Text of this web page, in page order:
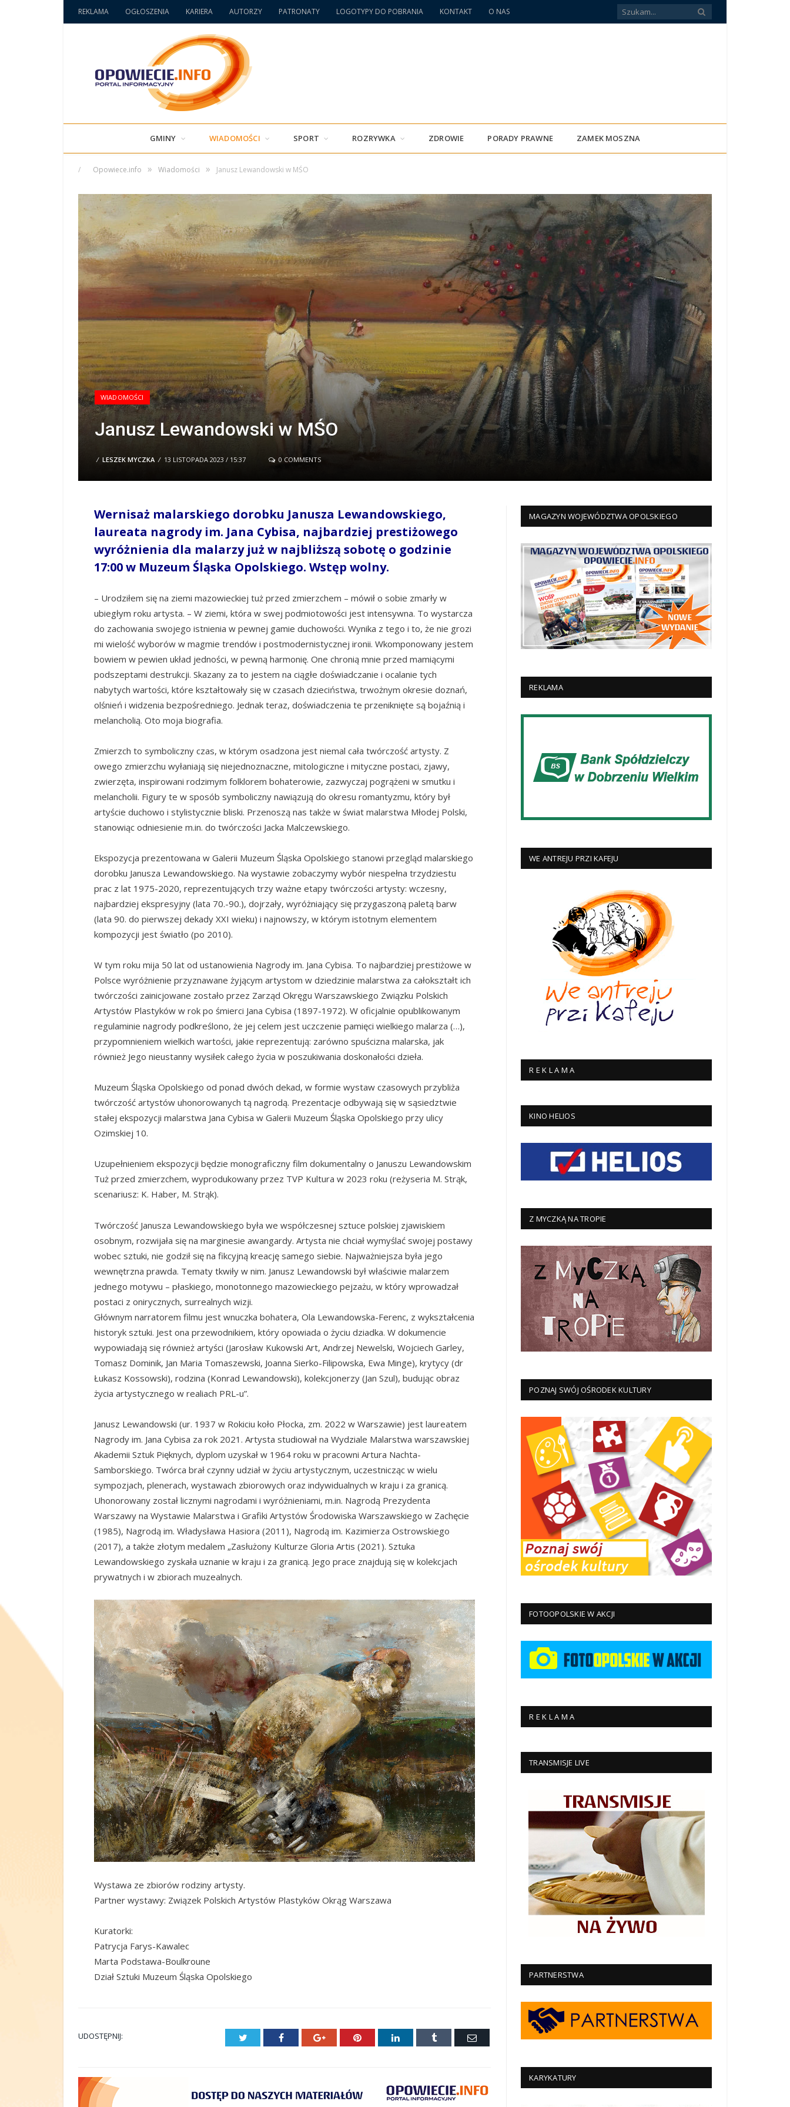
REKLAMA OGŁOSZENIA KARIERA AUTORZY PATRONATY LOGOTYPY DO POBRANIA KONTAKT O NAS
GMINY WIADOMOŚCI SPORT ROZRYWKA ZDROWIE PORADY PRAWNE ZAMEK MOSZNA
/ Opowiece.info » Wiadomości » Janusz Lewandowski w MŚO
WIADOMOŚCI
Janusz Lewandowski w MŚO
/ LESZEK MYCZKA / 13 LISTOPADA 2023 / 15:37 0 COMMENTS
Wernisaż malarskiego dorobku Janusza Lewandowskiego,
laureata nagrody im. Jana Cybisa, najbardziej prestiżowego
wyróżnienia dla malarzy już w najbliższą sobotę o godzinie
17:00 w Muzeum Śląska Opolskiego. Wstęp wolny.
– Urodziłem się na ziemi mazowieckiej tuż przed zmierzchem – mówił o sobie zmarły w
ubiegłym roku artysta. – W ziemi, która w swej podmiotowości jest intensywna. To wystarcza
do zachowania swojego istnienia w pewnej gamie duchowości. Wynika z tego i to, że nie grozi
mi wielość wyborów w magmie trendów i postmodernistycznej ironii. Wkomponowany jestem
bowiem w pewien układ jedności, w pewną harmonię. One chronią mnie przed mamiącymi
podszeptami destrukcji. Skazany za to jestem na ciągłe doświadczanie i ocalanie tych
nabytych wartości, które kształtowały się w czasach dzieciństwa, trwożnym okresie doznań,
olśnień i widzenia bezpośredniego. Jednak teraz, doświadczenia te przeniknięte są bojaźnią i
melancholią. Oto moja biografia.
Zmierzch to symboliczny czas, w którym osadzona jest niemal cała twórczość artysty. Z
owego zmierzchu wyłaniają się niejednoznaczne, mitologiczne i mityczne postaci, zjawy,
zwierzęta, inspirowani rodzimym folklorem bohaterowie, zazwyczaj pogrążeni w smutku i
melancholii. Figury te w sposób symboliczny nawiązują do okresu romantyzmu, który był
artyście duchowo i stylistycznie bliski. Przenoszą nas także w świat malarstwa Młodej Polski,
stanowiąc odniesienie m.in. do twórczości Jacka Malczewskiego.
Ekspozycja prezentowana w Galerii Muzeum Śląska Opolskiego stanowi przegląd malarskiego
dorobku Janusza Lewandowskiego. Na wystawie zobaczymy wybór niespełna trzydziestu
prac z lat 1975-2020, reprezentujących trzy ważne etapy twórczości artysty: wczesny,
najbardziej ekspresyjny (lata 70.-90.), dojrzały, wyróżniający się przygaszoną paletą barw
(lata 90. do pierwszej dekady XXI wieku) i najnowszy, w którym istotnym elementem
kompozycji jest światło (po 2010).
W tym roku mija 50 lat od ustanowienia Nagrody im. Jana Cybisa. To najbardziej prestiżowe w
Polsce wyróżnienie przyznawane żyjącym artystom w dziedzinie malarstwa za całokształt ich
twórczości zainicjowane zostało przez Zarząd Okręgu Warszawskiego Związku Polskich
Artystów Plastyków w rok po śmierci Jana Cybisa (1897-1972). W oficjalnie opublikowanym
regulaminie nagrody podkreślono, że jej celem jest uczczenie pamięci wielkiego malarza (…),
przypomnieniem wielkich wartości, jakie reprezentują: zarówno spuścizna malarska, jak
również Jego nieustanny wysiłek całego życia w poszukiwania doskonałości dzieła.
Muzeum Śląska Opolskiego od ponad dwóch dekad, w formie wystaw czasowych przybliża
twórczość artystów uhonorowanych tą nagrodą. Prezentacje odbywają się w sąsiedztwie
stałej ekspozycji malarstwa Jana Cybisa w Galerii Muzeum Śląska Opolskiego przy ulicy
Ozimskiej 10.
Uzupełnieniem ekspozycji będzie monograficzny film dokumentalny o Januszu Lewandowskim
Tuż przed zmierzchem, wyprodukowany przez TVP Kultura w 2023 roku (reżyseria M. Strąk,
scenariusz: K. Haber, M. Strąk).
Twórczość Janusza Lewandowskiego była we współczesnej sztuce polskiej zjawiskiem
osobnym, rozwijała się na marginesie awangardy. Artysta nie chciał wymyślać swojej postawy
wobec sztuki, nie godził się na fikcyjną kreację samego siebie. Najważniejsza była jego
wewnętrzna prawda. Tematy tkwiły w nim. Janusz Lewandowski był właściwie malarzem
jednego motywu – płaskiego, monotonnego mazowieckiego pejzażu, w który wprowadzał
postaci z onirycznych, surrealnych wizji.
Głównym narratorem filmu jest wnuczka bohatera, Ola Lewandowska-Ferenc, z wykształcenia
historyk sztuki. Jest ona przewodnikiem, który opowiada o życiu dziadka. W dokumencie
wypowiadają się również artyści (Jarosław Kukowski Art, Andrzej Newelski, Wojciech Garley,
Tomasz Dominik, Jan Maria Tomaszewski, Joanna Sierko-Filipowska, Ewa Minge), krytycy (dr
Łukasz Kossowski), rodzina (Konrad Lewandowski), kolekcjonerzy (Jan Szul), budując obraz
życia artystycznego w realiach PRL-u”.
Janusz Lewandowski (ur. 1937 w Rokiciu koło Płocka, zm. 2022 w Warszawie) jest laureatem
Nagrody im. Jana Cybisa za rok 2021. Artysta studiował na Wydziale Malarstwa warszawskiej
Akademii Sztuk Pięknych, dyplom uzyskał w 1964 roku w pracowni Artura Nachta-
Samborskiego. Twórca brał czynny udział w życiu artystycznym, uczestnicząc w wielu
sympozjach, plenerach, wystawach zbiorowych oraz indywidualnych w kraju i za granicą.
Uhonorowany został licznymi nagrodami i wyróżnieniami, m.in. Nagrodą Prezydenta
Warszawy na Wystawie Malarstwa i Grafiki Artystów Środowiska Warszawskiego w Zachęcie
(1985), Nagrodą im. Władysława Hasiora (2011), Nagrodą im. Kazimierza Ostrowskiego
(2017), a także złotym medalem „Zasłużony Kulturze Gloria Artis (2021). Sztuka
Lewandowskiego zyskała uznanie w kraju i za granicą. Jego prace znajdują się w kolekcjach
prywatnych i w zbiorach muzealnych.
Wystawa ze zbiorów rodziny artysty.
Partner wystawy: Związek Polskich Artystów Plastyków Okrąg Warszawa
Kuratorki:
Patrycja Farys-Kawalec
Marta Podstawa-Boulkroune
Dział Sztuki Muzeum Śląska Opolskiego
UDOSTĘPNIJ: Twitter Facebook Google+ Pinterest LinkedIn Tumblr
E-
MAGAZYN WOJEWÓDZTWA OPOLSKIEGO
REKLAMA
WE ANTREJU PRZI KAFEJU
R E K L A M A
KINO HELIOS
Z MYCZKĄ NA TROPIE
POZNAJ SWÓJ OŚRODEK KULTURY
FOTOOPOLSKIE W AKCJI
R E K L A M A
TRANSMISJE LIVE
PARTNERSTWA
KARYKATURY